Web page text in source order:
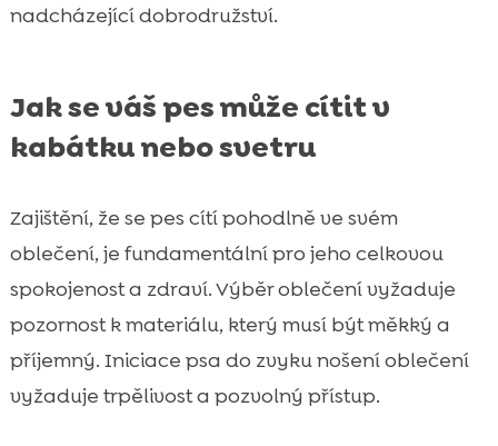
nadcházející dobrodružství.
Jak se váš pes může cítit v
kabátku nebo svetru
Zajištění, že se pes cítí pohodlně ve svém
oblečení, je fundamentální pro jeho celkovou
spokojenost a zdraví. Výběr oblečení vyžaduje
pozornost k materiálu, který musí být měkký a
příjemný. Iniciace psa do zvyku nošení oblečení
vyžaduje trpělivost a pozvolný přístup.